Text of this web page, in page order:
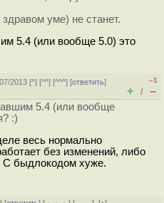
уме) не станет.
5.4 (или вообще 5.0) это
2013 [^] [^^] [^^^] [ответить]
–1
+ / –
5.4 (или вообще
:)
весь нормально
без изменений, либо
С быдлокодом хуже.